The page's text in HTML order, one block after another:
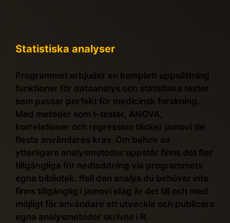
Statistiska analyser
Programmet erbjuder en komplett uppsättning
funktioner för dataanalys och statistiska tester
som passar perfekt för medicinsk forskning.
Med metoder som t-tester, ANOVA,
korrelationer och regression täcker jamovi de
flesta användares krav. Om behov av
ytterligare analysmetoder uppstår finns det fler
tillgängliga för nedladdning via programmets
egna bibliotek. Ifall den analys du behöver inte
finns tillgänglig i jamovi idag är det till och med
möjligt för användare att utveckla och publicera
egna analysmetoder skrivna i R.